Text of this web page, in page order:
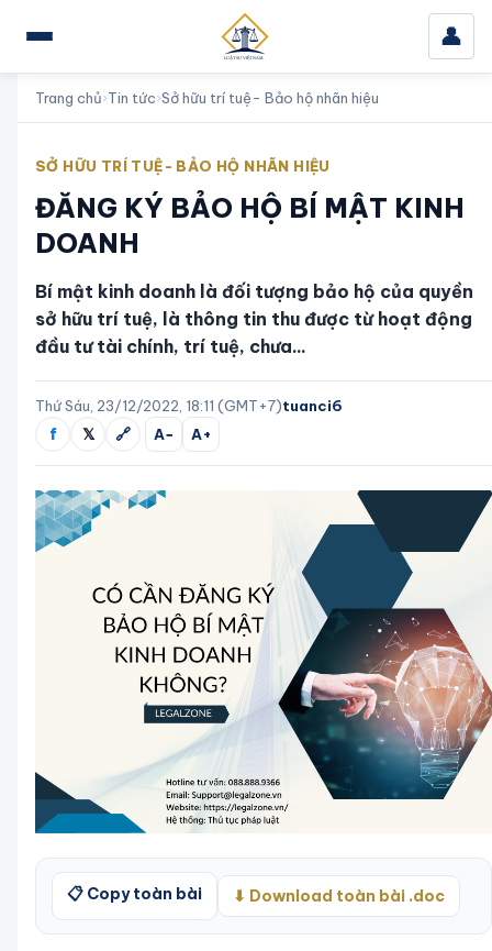
👤
Trang chủ›Tin tức›Sở hữu trí tuệ- Bảo hộ nhãn hiệu
SỞ HỮU TRÍ TUỆ- BẢO HỘ NHÃN HIỆU
ĐĂNG KÝ BẢO HỘ BÍ MẬT KINH
DOANH
Bí mật kinh doanh là đối tượng bảo hộ của quyền
sở hữu trí tuệ, là thông tin thu được từ hoạt động
đầu tư tài chính, trí tuệ, chưa...
Thứ Sáu, 23/12/2022, 18:11 (GMT+7)tuanci6
f 𝕏 🔗 A− A+
📋 Copy toàn bài ⬇ Download toàn bài .doc